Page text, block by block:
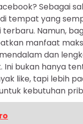
Sebagai
tempat yang
Namun,
manfaat
dan
Ini bukan hanya
like, tapi lebih
kebutuhan